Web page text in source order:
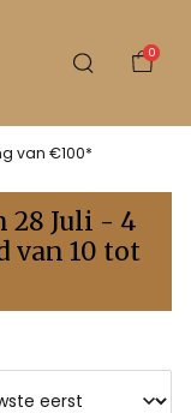
0
van €100*
28 Juli - 4
van 10 tot